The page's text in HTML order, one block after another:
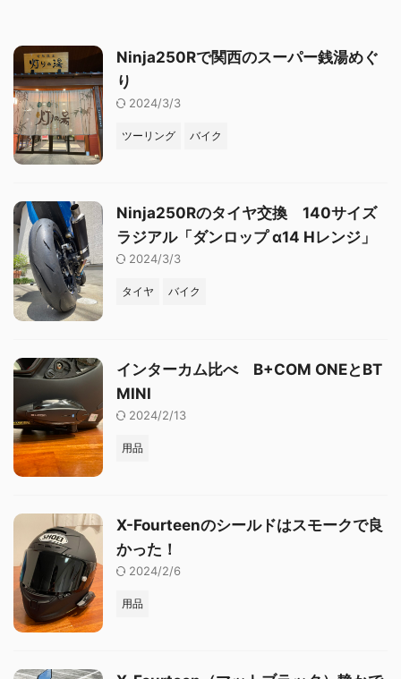
Ninja250Rで関西のスーパー銭湯めぐ
り
2024/3/3
ツーリング バイク
Ninja250Rのタイヤ交換 140サイズ
ラジアル「ダンロップ α14 Hレンジ」
2024/3/3
タイヤ バイク
インターカム比べ B+COM ONEとBT
MINI
2024/2/13
用品
X-Fourteenのシールドはスモークで良
かった！
2024/2/6
用品